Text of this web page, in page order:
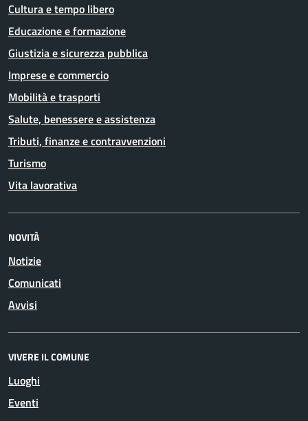
Cultura e tempo libero
Educazione e formazione
Giustizia e sicurezza pubblica
Imprese e commercio
Mobilità e trasporti
Salute, benessere e assistenza
Tributi, finanze e contravvenzioni
Turismo
Vita lavorativa
NOVITÀ
Notizie
Comunicati
Avvisi
VIVERE IL COMUNE
Luoghi
Eventi